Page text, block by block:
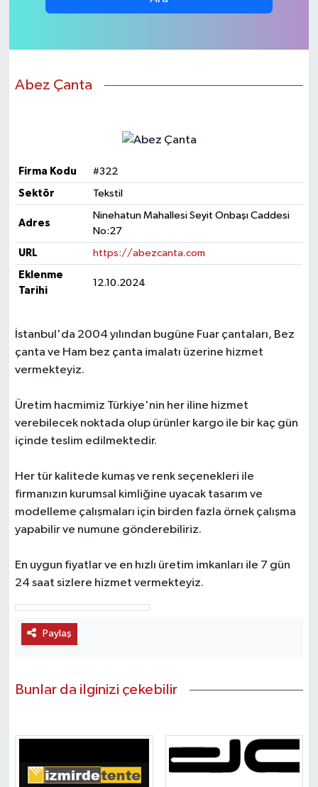
Abez Çanta
Firma Kodu #322
Sektör Tekstil
Adres
Ninehatun Mahallesi Seyit Onbaşı Caddesi
No:27
URL https://abezcanta.com
Eklenme
Tarihi
12.10.2024
İstanbul'da 2004 yılından bugüne Fuar çantaları, Bez
çanta ve Ham bez çanta imalatı üzerine hizmet
vermekteyiz.
Üretim hacmimiz Türkiye'nin her iline hizmet
verebilecek noktada olup ürünler kargo ile bir kaç gün
içinde teslim edilmektedir.
Her tür kalitede kumaş ve renk seçenekleri ile
firmanızın kurumsal kimliğine uyacak tasarım ve
modelleme çalışmaları için birden fazla örnek çalışma
yapabilir ve numune gönderebiliriz.
En uygun fiyatlar ve en hızlı üretim imkanları ile 7 gün
24 saat sizlere hizmet vermekteyiz.
Paylaş
Bunlar da ilginizi çekebilir